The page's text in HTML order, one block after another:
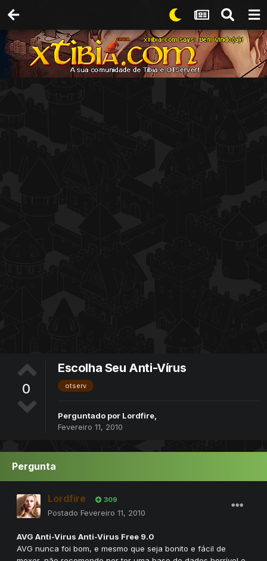
0
Escolha Seu Anti-Vírus
otserv
Perguntado por Lordfire,
Fevereiro 11, 2010
Pergunta
Lordfire 309
Postado Fevereiro 11, 2010
AVG Anti-Virus Anti-Virus Free 9.0
AVG nunca foi bom, e mesmo que seja bonito e fácil de